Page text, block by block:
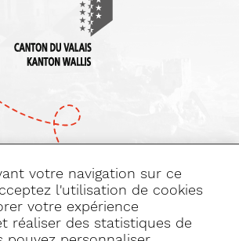
vous
newsletter
votre navigation sur ce
l'utilisation de cookies
votre expérience
réaliser des statistiques de